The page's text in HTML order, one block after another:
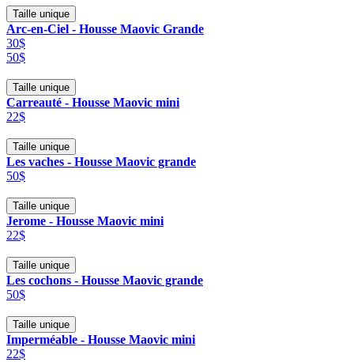
Taille unique
Arc-en-Ciel - Housse Maovic Grande
30$
50$
Taille unique
Carreauté - Housse Maovic mini
22$
Taille unique
Les vaches - Housse Maovic grande
50$
Taille unique
Jerome - Housse Maovic mini
22$
Taille unique
Les cochons - Housse Maovic grande
50$
Taille unique
Imperméable - Housse Maovic mini
22$